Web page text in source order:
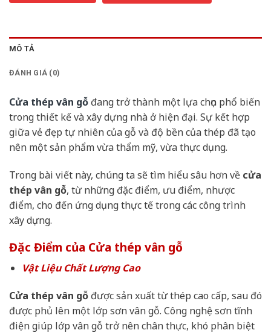
MÔ TẢ
ĐÁNH GIÁ (0)
Cửa thép vân gỗ đang trở thành một lựa chọn phổ biến
trong thiết kế và xây dựng nhà ở hiện đại. Sự kết hợp
giữa vẻ đẹp tự nhiên của gỗ và độ bền của thép đã tạo
nên một sản phẩm vừa thẩm mỹ, vừa thực dụng.
Trong bài viết này, chúng ta sẽ tìm hiểu sâu hơn về cửa
thép vân gỗ, từ những đặc điểm, ưu điểm, nhược
điểm, cho đến ứng dụng thực tế trong các công trình
xây dựng.
Đặc Điểm của Cửa thép vân gỗ
Vật Liệu Chất Lượng Cao
Cửa thép vân gỗ được sản xuất từ thép cao cấp, sau đó
được phủ lên một lớp sơn vân gỗ. Công nghệ sơn tĩnh
điện giúp lớp vân gỗ trở nên chân thực, khó phân biệt